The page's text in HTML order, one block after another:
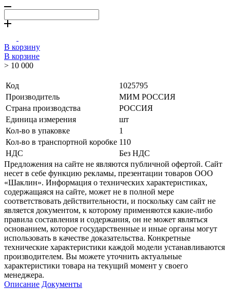
В корзину
В корзине
> 10 000
Код
1025795
Производитель
МИМ РОССИЯ
Страна производства
РОССИЯ
Единица измерения
шт
Кол-во в упаковке
1
Кол-во в транспортной коробке 110
НДС
Без НДС
Предложения на сайте не являются публичной офертой. Сайт
несет в себе функцию рекламы, презентации товаров ООО
«Шаклин». Информация о технических характеристиках,
содержащаяся на сайте, может не в полной мере
соответствовать действительности, и поскольку сам сайт не
является документом, к которому применяются какие-либо
правила составления и содержания, он не может являться
основанием, которое государственные и иные органы могут
использовать в качестве доказательства. Конкретные
технические характеристики каждой модели устанавливаются
производителем. Вы можете уточнить актуальные
характеристики товара на текущий момент у своего
менеджера.
Описание Документы